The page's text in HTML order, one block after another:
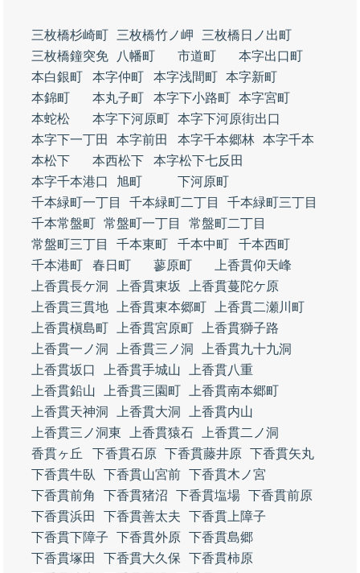
三枚橋杉崎町 三枚橋竹ノ岬
三枚橋日ノ出町
三枚橋鐘突免
八幡町 市道町
本字出口町
本白銀町
本字仲町 本字浅間町 本字新町
本錦町
本丸子町 本字下小路町 本字宮町
本蛇松
本字下河原町 本字下河原街出口
本字下一丁田
本字前田 本字千本郷林 本字千本
本松下
本西松下
本字松下七反田
本字千本港口
旭町
下河原町
千本緑町一丁目
千本緑町二丁目
千本緑町三丁目
千本常盤町 常盤町一丁目
常盤町二丁目
常盤町三丁目
千本東町 千本中町
千本西町
千本港町
春日町 蓼原町
上香貫仰天峰
上香貫長ケ洞
上香貫東坂
上香貫蔓陀ケ原
上香貫三貫地
上香貫東本郷町
上香貫二瀬川町
上香貫槇島町
上香貫宮原町
上香貫獅子路
上香貫一ノ洞
上香貫三ノ洞
上香貫九十九洞
上香貫坂口
上香貫手城山
上香貫八重
上香貫鉛山
上香貫三園町
上香貫南本郷町
上香貫天神洞
上香貫大洞
上香貫内山
上香貫三ノ洞東
上香貫猿石
上香貫二ノ洞
香貫ヶ丘
下香貫石原 下香貫藤井原 下香貫矢丸
下香貫牛臥
下香貫山宮前 下香貫木ノ宮
下香貫前角
下香貫猪沼 下香貫塩場 下香貫前原
下香貫浜田
下香貫善太夫
下香貫上障子
下香貫下障子
下香貫外原 下香貫島郷
下香貫塚田
下香貫大久保
下香貫柿原